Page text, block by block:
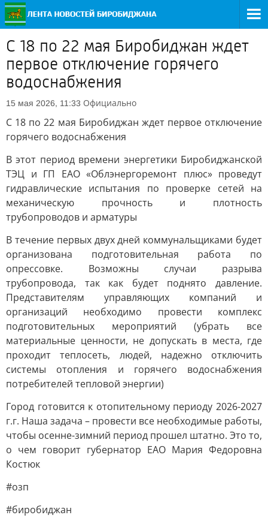
С 18 по 22 мая Биробиджан ждет
первое отключение горячего
водоснабжения
15 мая 2026, 11:33 Официально
С 18 по 22 мая Биробиджан ждет первое отключение
горячего водоснабжения
В этот период времени энергетики Биробиджанской
ТЭЦ и ГП ЕАО «Облэнергоремонт плюс» проведут
гидравлические испытания по проверке сетей на
механическую прочность и плотность
трубопроводов и арматуры
В течение первых двух дней коммунальщиками будет
организована подготовительная работа по
опрессовке. Возможны случаи разрыва
трубопровода, так как будет поднято давление.
Представителям управляющих компаний и
организаций необходимо провести комплекс
подготовительных мероприятий (убрать все
материальные ценности, не допускать в места, где
проходит теплосеть, людей, надежно отключить
системы отопления и горячего водоснабжения
потребителей тепловой энергии)
Город готовится к отопительному периоду 2026-2027
г.г. Наша задача – провести все необходимые работы,
чтобы осенне-зимний период прошел штатно. Это то,
о чем говорит губернатор ЕАО Мария Федоровна
Костюк
#озп
#биробиджан